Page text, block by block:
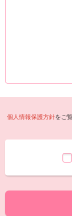
個人情報保護方針をご